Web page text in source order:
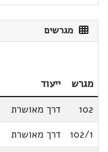
מגרשים
מגרש ייעוד
102
דרך מאושרת
102/1
דרך מאושרת